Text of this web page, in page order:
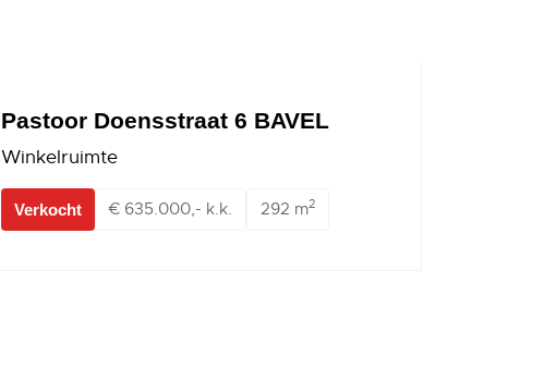
Pastoor Doensstraat 6 BAVEL
Winkelruimte
Verkocht € 635.000,- k.k. 292 m2